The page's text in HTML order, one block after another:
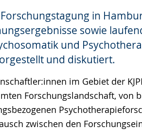
Forschungstagung in
sowie
und
und diskutiert.
im Gebiet der
Forschungslandschaft, von
zwischen den